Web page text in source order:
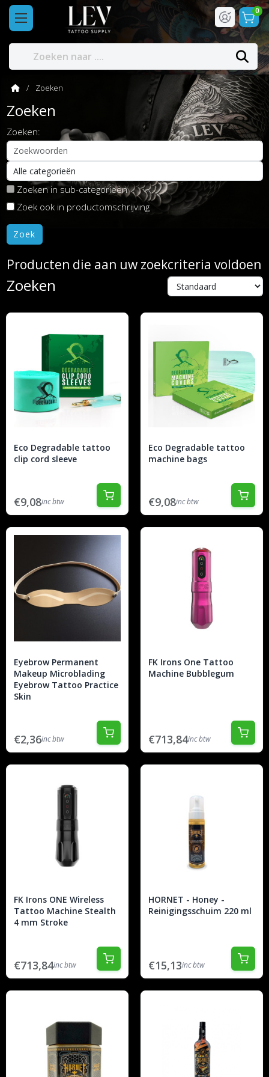
0
Zoeken
Zoeken
Zoeken:
Zoeken in sub-categorieën
Zoek ook in productomschrijving
Producten die aan uw zoekcriteria voldoen
Zoeken
Eco Degradable tattoo
clip cord sleeve
€9,08inc btw
Eco Degradable tattoo
machine bags
€9,08inc btw
Eyebrow Permanent
Makeup Microblading
Eyebrow Tattoo Practice
Skin
€2,36inc btw
FK Irons One Tattoo
Machine Bubblegum
€713,84inc btw
FK Irons ONE Wireless
Tattoo Machine Stealth
4 mm Stroke
€713,84inc btw
HORNET - Honey -
Reinigingsschuim 220 ml
€15,13inc btw